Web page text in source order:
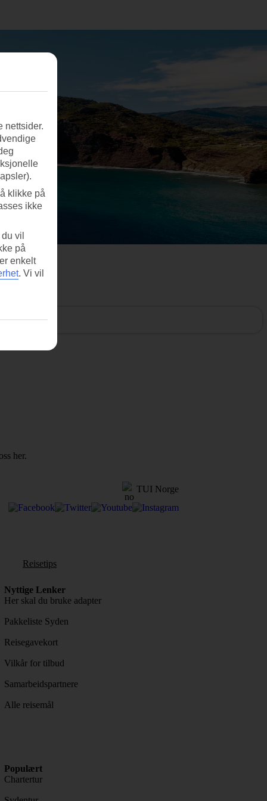
her.
TUI Norge
Reisetips
Nyttige Lenker
Her skal du bruke adapter
Pakkeliste Syden
Reisegavekort
Vilkår for tilbud
Samarbeidspartnere
Alle reisemål
Populært
Chartertur
nettsider.
klikke på
ikke
vil
på
enkelt
. Vi vil